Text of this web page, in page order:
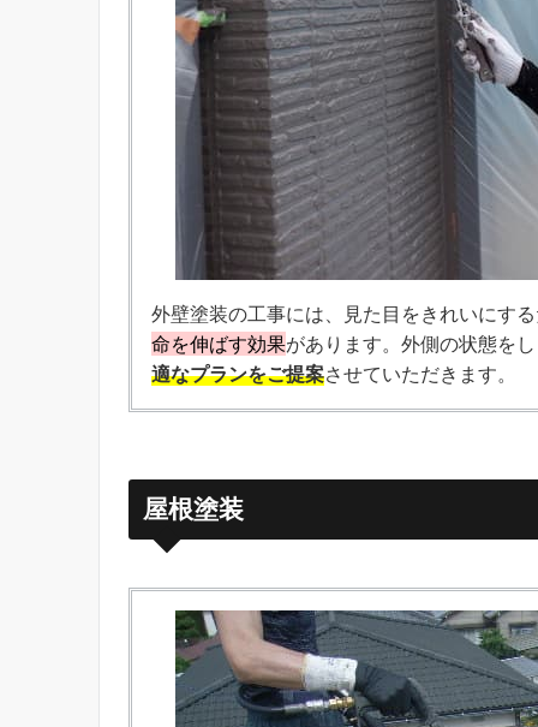
外壁塗装の工事には、見た目をきれいにす
命を伸ばす効果があります。外側の状態を
適なプランをご提案させていただきます。
屋根塗装